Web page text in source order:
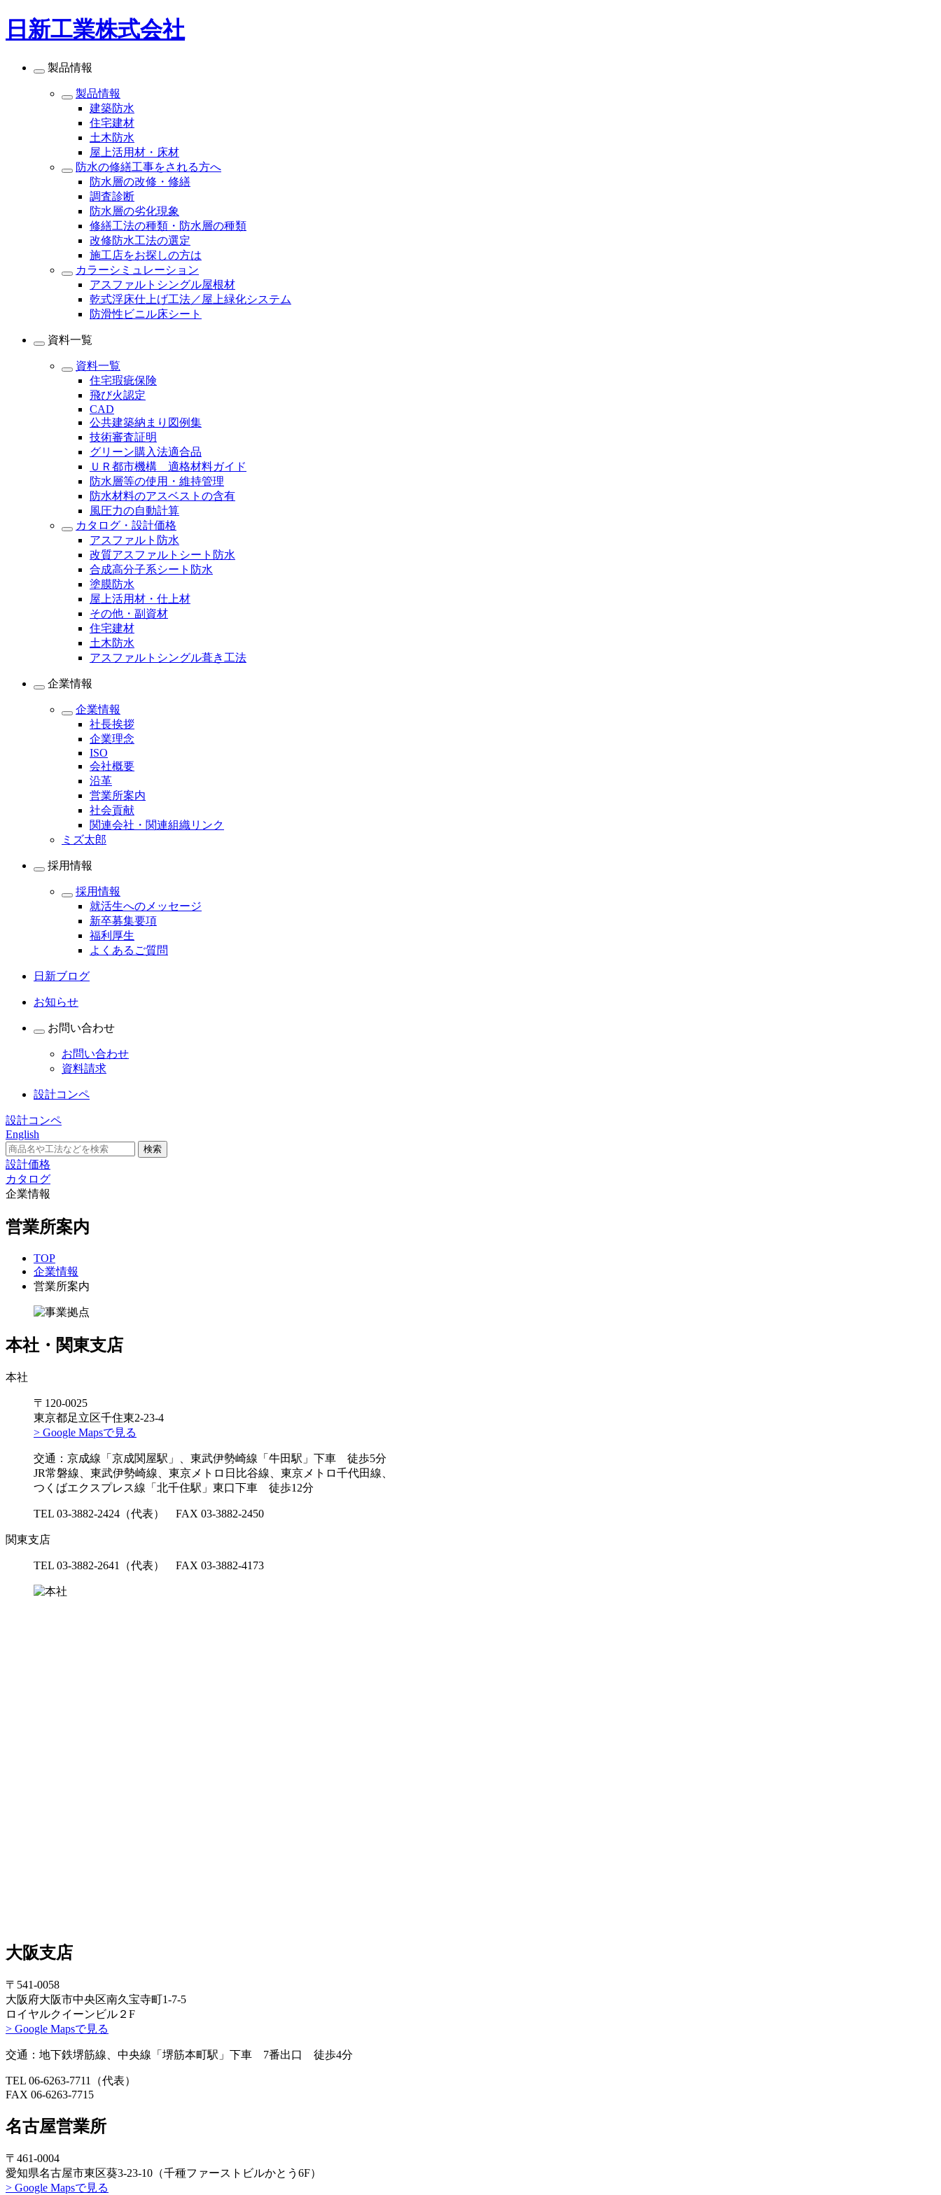
日新工業株式会社
製品情報
製品情報
建築防水
住宅建材
土木防水
屋上活用材・床材
防水の修繕工事をされる方へ
防水層の改修・修繕
調査診断
防水層の劣化現象
修繕工法の種類・防水層の種類
改修防水工法の選定
施工店をお探しの方は
カラーシミュレーション
アスファルトシングル屋根材
乾式浮床仕上げ工法／屋上緑化システム
防滑性ビニル床シート
資料一覧
資料一覧
住宅瑕疵保険
飛び火認定
CAD
公共建築納まり図例集
技術審査証明
グリーン購入法適合品
ＵＲ都市機構 適格材料ガイド
防水層等の使用・維持管理
防水材料のアスベストの含有
風圧力の自動計算
カタログ・設計価格
アスファルト防水
改質アスファルトシート防水
合成高分子系シート防水
塗膜防水
屋上活用材・仕上材
その他・副資材
住宅建材
土木防水
アスファルトシングル葺き工法
企業情報
企業情報
社長挨拶
企業理念
ISO
会社概要
沿革
営業所案内
社会貢献
関連会社・関連組織リンク
ミズ太郎
採用情報
採用情報
就活生へのメッセージ
新卒募集要項
福利厚生
よくあるご質問
日新ブログ
お知らせ
お問い合わせ
お問い合わせ
資料請求
設計コンペ
設計コンペ
English
設計価格
カタログ
企業情報
営業所案内
TOP
企業情報
営業所案内
本社・関東支店
本社
〒120-0025
東京都足立区千住東2-23-4
> Google Mapsで見る
交通：京成線「京成関屋駅」、東武伊勢崎線「牛田駅」下車 徒歩5分
JR常磐線、東武伊勢崎線、東京メトロ日比谷線、東京メトロ千代田線、
つくばエクスプレス線「北千住駅」東口下車 徒歩12分
TEL 03-3882-2424（代表） FAX 03-3882-2450
関東支店
TEL 03-3882-2641（代表） FAX 03-3882-4173
大阪支店
〒541-0058
大阪府大阪市中央区南久宝寺町1-7-5
ロイヤルクイーンビル２F
> Google Mapsで見る
交通：地下鉄堺筋線、中央線「堺筋本町駅」下車 7番出口 徒歩4分
TEL 06-6263-7711（代表）
FAX 06-6263-7715
名古屋営業所
〒461-0004
愛知県名古屋市東区葵3-23-10（千種ファーストビルかとう6F）
> Google Mapsで見る